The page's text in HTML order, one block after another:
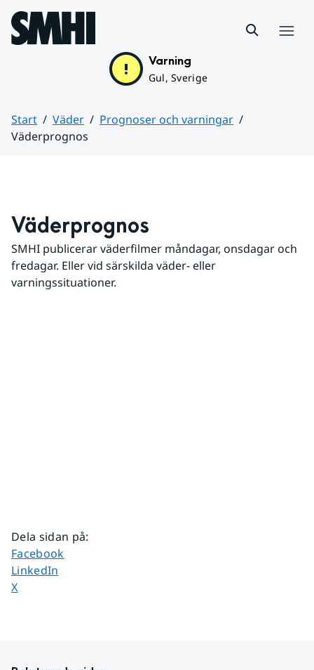
Hoppa till sidans innehåll
Varning
Gul, Sverige
Start Väder
Prognoser och varningar
Väderprognos
Väderprognos
SMHI publicerar väderfilmer måndagar, onsdagar och
fredagar. Eller vid särskilda väder- eller
varningssituationer.
Dela sidan på:
Dela sidan på
Facebook
Dela sidan på
LinkedIn
Dela sidan på
X